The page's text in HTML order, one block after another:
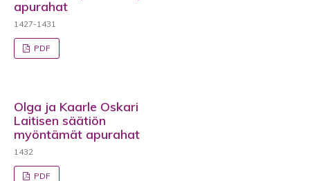
apurahat
1427-1431
PDF
Olga ja Kaarle Oskari
Laitisen säätiön
myöntämät apurahat
1432
PDF